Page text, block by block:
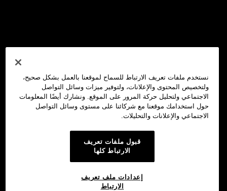
نستخدم ملفات تعريف الارتباط للسماح لموقعنا بالعمل بشكل صحيح،
ولتخصيص المحتوى والإعلانات، ولتوفير ميزات وسائل التواصل
الاجتماعي ولتحليل حركة المرور على الموقع. ونشارك أيضًا المعلومات
حول استخدامك موقعنا مع شركائنا على مستوى وسائل التواصل
الاجتماعي والإعلانات والتحليلات.
قبول ملفات تعريف
الارتباط كلها
إعدادات ملف تعريف
الارتباط